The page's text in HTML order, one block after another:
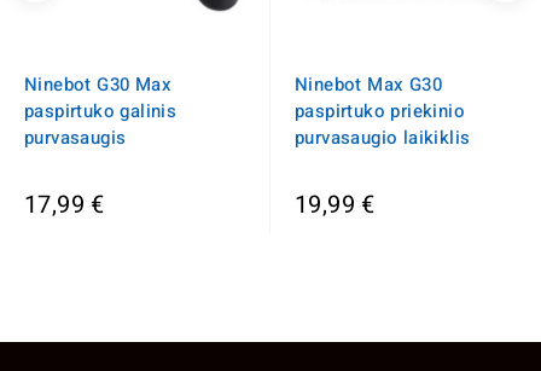
Ninebot G30 Max
paspirtuko galinis
purvasaugis
17,99 €
Ninebot Max G30
paspirtuko priekinio
purvasaugio laikiklis
19,99 €